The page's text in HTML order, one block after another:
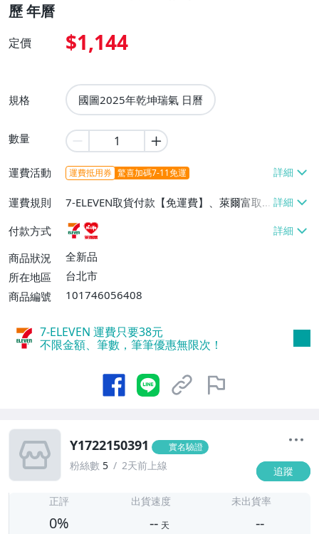
歷 年曆
定價 $1,144
規格 國圖2025年乾坤瑞氣 日曆
數量
運費活動 運費抵用券 驚喜加碼7-11免運
運費規則
7-ELEVEN取貨付款【免運費】、萊爾富取
貨付款【免運費】
付款方式
商品狀況
全新品
所在地區
台北市
商品編號
101746056408
7-ELEVEN 運費只要38元
不限金額、筆數，筆筆優惠無限次！
Y1722150391 實名驗證
粉絲數 5 2天前上線 追蹤
正評
0%
出貨速度
-- 天
未出貨率
--